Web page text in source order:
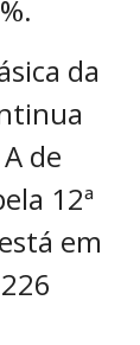
da
de
12ª
em